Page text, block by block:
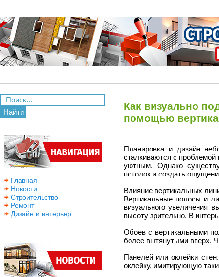
Найти
Главная
Новости
Строительство
Ремонт
Дизайн и интерьер
Как визуально
помощью
Планировка и дизайн
сталкиваются с
уютным. Однако
потолок и создать
Влияние вертикальных
Вертикальные полосы и
визуального увеличения
высоту зрительно. В
Обоев с вертикальными
более вытянутыми вверх.
Панелей или оклейки
оклейку, имитирующую